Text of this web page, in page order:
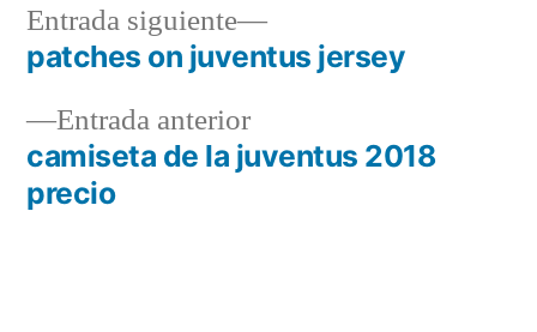
Navegación
de
entradas
Entrada anteriorEntrada
anterior:
camiseta de la juventus 2018
precio
Entrada siguiente
Entrada
siguiente:
patches on juventus jersey